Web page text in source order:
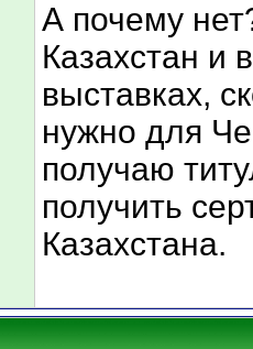
А почему
Казахстан и
выставках,
нужно для
получаю
получить
Казахстана.